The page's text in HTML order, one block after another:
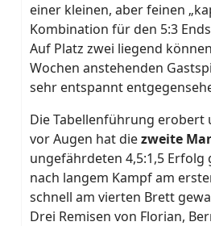
einer kleinen, aber feinen
Kombination für den 5:3
Auf Platz zwei liegend
Wochen anstehenden
sehr entspannt
Die Tabellenführung erobert
vor Augen hat diezweite
ungefährdeten 4,5:1,5 Erfolg
nach langem Kampf am
schnell am vierten Brett
Drei Remisen von Florian,